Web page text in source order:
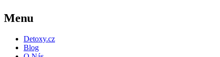
Menu
Detoxy.cz
Blog